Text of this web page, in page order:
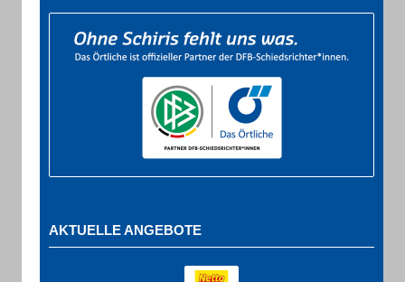
AKTUELLE ANGEBOTE